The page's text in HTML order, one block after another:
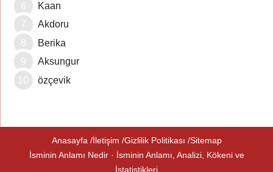
Kaan
Akdoru
Berika
Aksungur
özçevik
Anasayfa İletişim Gizlilik Politikası Sitemap
İsminin Anlamı Nedir · İsminin Anlamı, Analizi, Kökeni ve
İstatistikleri